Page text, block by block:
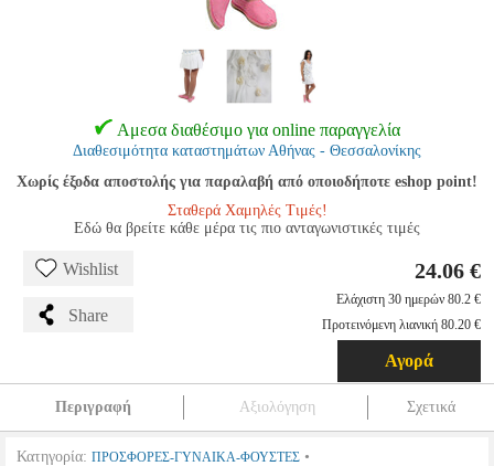
Αμεσα διαθέσιμο για online παραγγελία
Διαθεσιμότητα καταστημάτων Αθήνας - Θεσσαλονίκης
Χωρίς έξοδα αποστολής για παραλαβή από οποιοδήποτε eshop point!
Σταθερά Χαμηλές Τιμές!
Εδώ θα βρείτε κάθε μέρα τις πιο ανταγωνιστικές τιμές
Wishlist
Share
24.06 €
Ελάχιστη 30 ημερών 80.2 €
Προτεινόμενη λιανική 80.20 €
Αγορά
Περιγραφή Αξιολόγηση Σχετικά
Κατηγορία: ΠΡΟΣΦΟΡΕΣ-ΓΥΝΑΙΚΑ-ΦΟΥΣΤΕΣ •